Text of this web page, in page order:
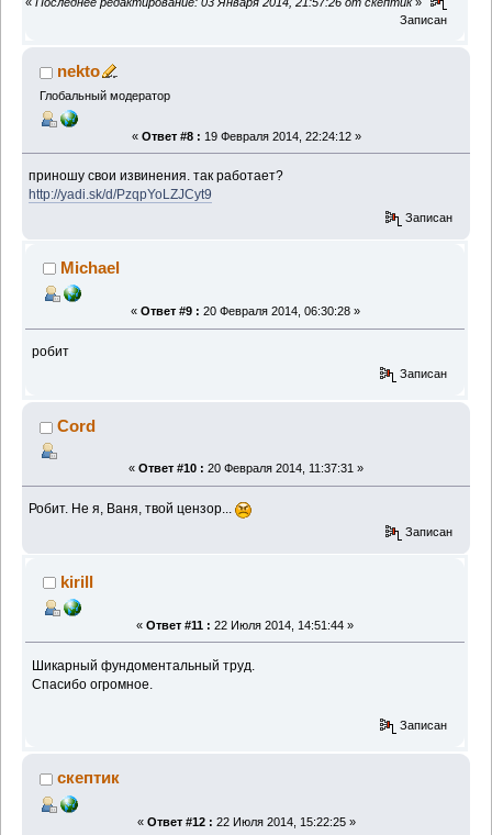
Записан
nekto
Глобальный модератор
« Ответ #8 : 19 Февраля 2014, 22:24:12 »
приношу свои извинения. так работает?
http://yadi.sk/d/PzqpYoLZJCyt9
Записан
Michael
« Ответ #9 : 20 Февраля 2014, 06:30:28 »
робит
Записан
Cord
« Ответ #10 : 20 Февраля 2014, 11:37:31 »
Робит. Не я, Ваня, твой цензор...
Записан
kirill
« Ответ #11 : 22 Июля 2014, 14:51:44 »
Шикарный фундоментальный труд.
Спасибо огромное.
Записан
скептик
« Ответ #12 : 22 Июля 2014, 15:22:25 »